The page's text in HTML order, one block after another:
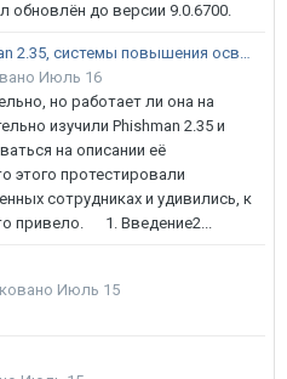
обновлён до версии 9.0.6700.
Тестирование Phishman 2.35, системы повышения осведомлённости пользователей в сфере ИБ
Июль 16
но работает ли она на
изучили Phishman 2.35 и
на описании её
этого протестировали
сотрудниках и удивились, к
привело. 1. Введение2...
Июль 15